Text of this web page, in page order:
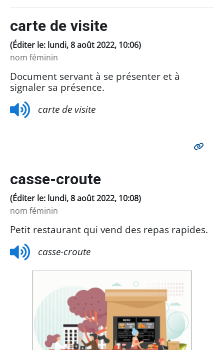
carte de visite
(Éditer le: lundi, 8 août 2022, 10:06)
nom féminin
Document servant à se présenter et à
signaler sa présence.
carte de visite
casse-croute
(Éditer le: lundi, 8 août 2022, 10:08)
nom féminin
Petit restaurant qui vend des repas rapides.
casse-croute